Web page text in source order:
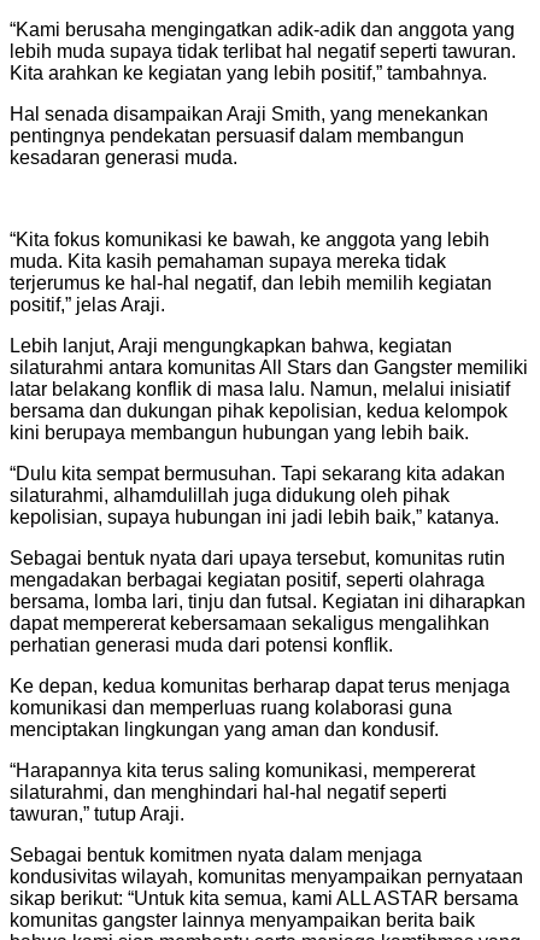
“Kami berusaha mengingatkan adik-adik dan anggota yang
lebih muda supaya tidak terlibat hal negatif seperti tawuran.
Kita arahkan ke kegiatan yang lebih positif,” tambahnya.
Hal senada disampaikan Araji Smith, yang menekankan
pentingnya pendekatan persuasif dalam membangun
kesadaran generasi muda.
“Kita fokus komunikasi ke bawah, ke anggota yang lebih
muda. Kita kasih pemahaman supaya mereka tidak
terjerumus ke hal-hal negatif, dan lebih memilih kegiatan
positif,” jelas Araji.
Lebih lanjut, Araji mengungkapkan bahwa, kegiatan
silaturahmi antara komunitas All Stars dan Gangster memiliki
latar belakang konflik di masa lalu. Namun, melalui inisiatif
bersama dan dukungan pihak kepolisian, kedua kelompok
kini berupaya membangun hubungan yang lebih baik.
“Dulu kita sempat bermusuhan. Tapi sekarang kita adakan
silaturahmi, alhamdulillah juga didukung oleh pihak
kepolisian, supaya hubungan ini jadi lebih baik,” katanya.
Sebagai bentuk nyata dari upaya tersebut, komunitas rutin
mengadakan berbagai kegiatan positif, seperti olahraga
bersama, lomba lari, tinju dan futsal. Kegiatan ini diharapkan
dapat mempererat kebersamaan sekaligus mengalihkan
perhatian generasi muda dari potensi konflik.
Ke depan, kedua komunitas berharap dapat terus menjaga
komunikasi dan memperluas ruang kolaborasi guna
menciptakan lingkungan yang aman dan kondusif.
“Harapannya kita terus saling komunikasi, mempererat
silaturahmi, dan menghindari hal-hal negatif seperti
tawuran,” tutup Araji.
Sebagai bentuk komitmen nyata dalam menjaga
kondusivitas wilayah, komunitas menyampaikan pernyataan
sikap berikut: “Untuk kita semua, kami ALL ASTAR bersama
komunitas gangster lainnya menyampaikan berita baik